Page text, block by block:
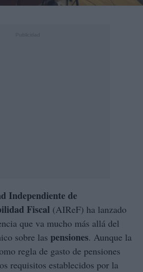
Independiente de
Fiscal (AIReF) ha lanzado
que va mucho más allá del
sobre las pensiones. Aunque la
regla de gasto de pensiones
requisitos establecidos por la